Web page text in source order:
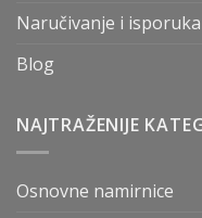
Naručivanje i isporuka
Blog
NAJTRAŽENIJE
Osnovne namirnice